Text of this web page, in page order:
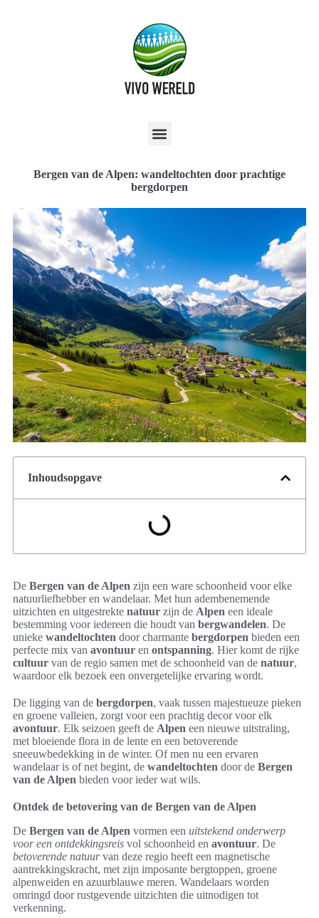
Bergen van de Alpen: wandeltochten door prachtige
bergdorpen
Inhoudsopgave
De Bergen van de Alpen zijn een ware schoonheid voor elke
natuurliefhebber en wandelaar. Met hun adembenemende
uitzichten en uitgestrekte natuur zijn de Alpen een ideale
bestemming voor iedereen die houdt van bergwandelen. De
unieke wandeltochten door charmante bergdorpen bieden een
perfecte mix van avontuur en ontspanning. Hier komt de rijke
cultuur van de regio samen met de schoonheid van de natuur,
waardoor elk bezoek een onvergetelijke ervaring wordt.
De ligging van de bergdorpen, vaak tussen majestueuze pieken
en groene valleien, zorgt voor een prachtig decor voor elk
avontuur. Elk seizoen geeft de Alpen een nieuwe uitstraling,
met bloeiende flora in de lente en een betoverende
sneeuwbedekking in de winter. Of men nu een ervaren
wandelaar is of net begint, de wandeltochten door de Bergen
van de Alpen bieden voor ieder wat wils.
Ontdek de betovering van de Bergen van de Alpen
De Bergen van de Alpen vormen een uitstekend onderwerp
voor een ontdekkingsreis vol schoonheid en avontuur. De
betoverende natuurvan deze regio heeft een magnetische
aantrekkingskracht, met zijn imposante bergtoppen, groene
alpenweiden en azuurblauwe meren. Wandelaars worden
omringd door rustgevende uitzichten die uitnodigen tot
verkenning.